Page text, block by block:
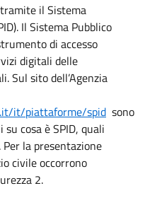
il Sistema
Il Sistema Pubblico
di accesso
digitali delle
Sul sito dell’Agenzia
it/piattaforme/spid sono
cosa è SPID, quali
la presentazione
civile occorrono
2.